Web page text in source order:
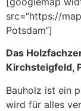
src=“https://
Potsdam“]
Das
Kirchsteigfeld,
Bauholz ist ein
wird für alles